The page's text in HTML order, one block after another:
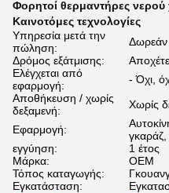
Φορητοί θερμαντήρες νερού
Καινοτόμες τεχνολογίες
Υπηρεσία μετά την
πώληση:
Δωρεάν
Δρόμος εξάτμισης:
Ελέγχεται από
εφαρμογή:
- Όχι,
Αποθήκευση / χωρίς
δεξαμενή:
Χωρίς
Εφαρμογή:
γκαράζ,
εγγύηση:
1 έτος
Μάρκα:
OEM
Τόπος καταγωγής:
Εγκατάσταση: